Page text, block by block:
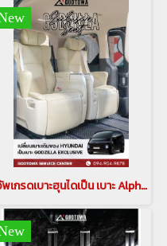
อัพเกรดเบาะฮุนไดเป็น เบาะ Alphard / Vellfire " GODZILLA EXCLUSIVE SEAT " HYUNDAI STARIA เบาะฮุนได เบาะ Exclusive Lounge hyundai staria